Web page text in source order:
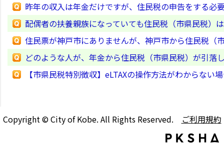
昨年の収入は年金だけですが、住民税の申告をする必
配偶者の扶養親族になっていても住民税（市県民税）
住民票が神戸市にありませんが、神戸市から住民税（
どのような人が、年金から住民税（市県民税）が引落
【市県民税特別徴収】eLTAXの操作方法がわからない
Copyright © City of Kobe. All Rights Reserved. ご利用規約